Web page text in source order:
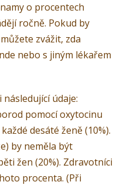
o procentech
ročně. Pokud by
zvážit, zda
nebo s jiným lékařem
údaje:
pomocí oxytocinu
desáté ženě (10%).
by neměla být
žen (20%). Zdravotníci
procenta. (Při